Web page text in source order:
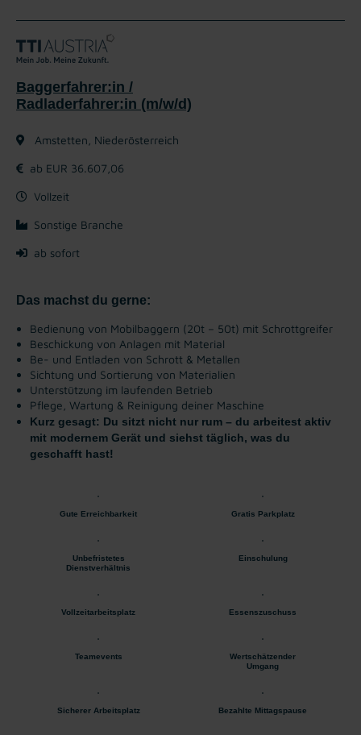
Baggerfahrer:in /
Radladerfahrer:in (m/w/d)
Amstetten, Niederösterreich
ab EUR 36.607,06
Vollzeit
Sonstige Branche
ab sofort
Das machst du gerne:
Bedienung von Mobilbaggern (20t – 50t) mit Schrottgreifer
Beschickung von Anlagen mit Material
Be- und Entladen von Schrott & Metallen
Sichtung und Sortierung von Materialien
Unterstützung im laufenden Betrieb
Pflege, Wartung & Reinigung deiner Maschine
Kurz gesagt: Du sitzt nicht nur rum – du arbeitest aktiv
mit modernem Gerät und siehst täglich, was du
geschafft hast!
Gute Erreichbarkeit Gratis Parkplatz
Unbefristetes
Dienstverhältnis
Einschulung
Vollzeitarbeitsplatz Essenszuschuss
Teamevents
Wertschätzender
Umgang
Sicherer Arbeitsplatz Bezahlte Mittagspause